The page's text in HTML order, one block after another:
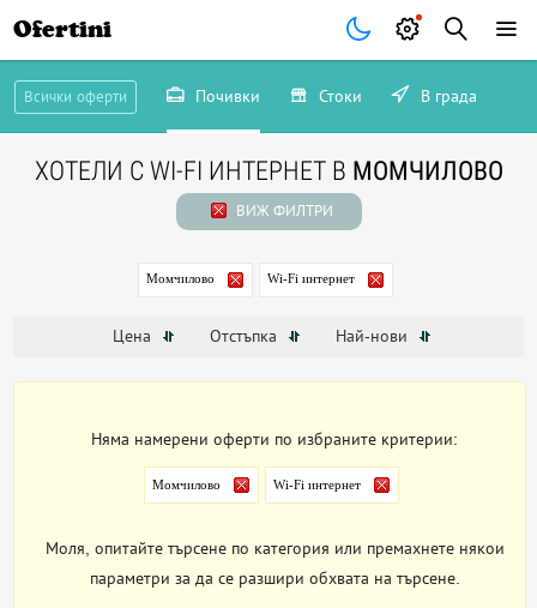
Ofertini
Всички оферти Почивки Стоки В града
ХОТЕЛИ С WI-FI ИНТЕРНЕТ В МОМЧИЛОВО
ВИЖ ФИЛТРИ
Момчилово Wi-Fi интернет
Цена Отстъпка Най-нови
Няма намерени оферти по избраните критерии:
Момчилово Wi-Fi интернет
Моля, опитайте търсене по категория или премахнете някои
параметри за да се разшири обхвата на търсене.